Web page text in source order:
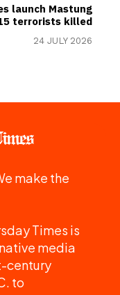
launch Mastung
terrorists killed
24 JULY 2026
make the
Times is
media
century
to